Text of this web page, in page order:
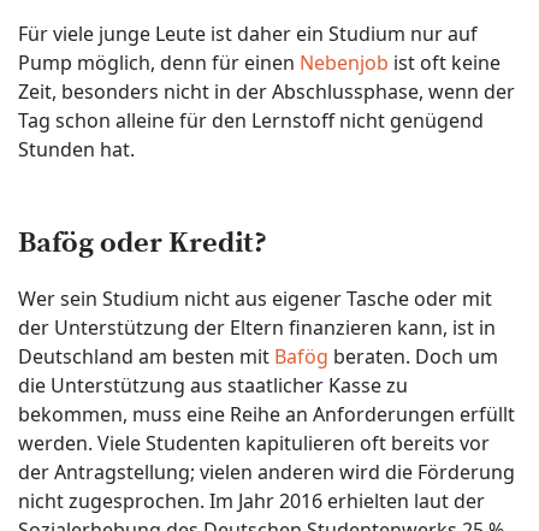
Für viele junge Leute ist daher ein Studium nur auf
Pump möglich, denn für einen Nebenjob ist oft keine
Zeit, besonders nicht in der Abschlussphase, wenn der
Tag schon alleine für den Lernstoff nicht genügend
Stunden hat.
Bafög oder Kredit?
Wer sein Studium nicht aus eigener Tasche oder mit
der Unterstützung der Eltern finanzieren kann, ist in
Deutschland am besten mit Bafög beraten. Doch um
die Unterstützung aus staatlicher Kasse zu
bekommen, muss eine Reihe an Anforderungen erfüllt
werden. Viele Studenten kapitulieren oft bereits vor
der Antragstellung; vielen anderen wird die Förderung
nicht zugesprochen. Im Jahr 2016 erhielten laut der